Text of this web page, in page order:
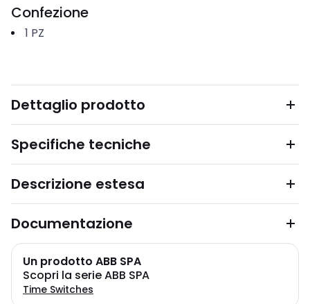
Confezione
1 PZ
Dettaglio prodotto
Specifiche tecniche
Descrizione estesa
Documentazione
Un prodotto ABB SPA
Scopri la serie ABB SPA
Time Switches